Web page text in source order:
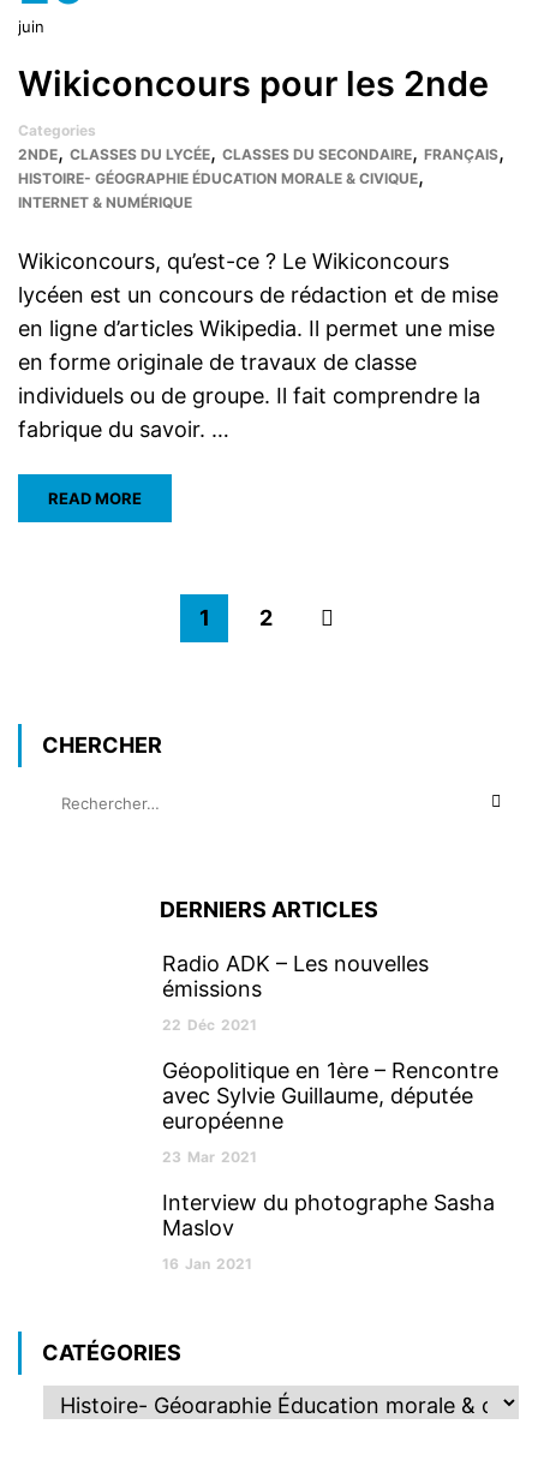
juin
Wikiconcours pour les 2nde
Categories
2NDE, CLASSES DU LYCÉE, CLASSES DU SECONDAIRE, FRANÇAIS,
HISTOIRE- GÉOGRAPHIE ÉDUCATION MORALE & CIVIQUE,
INTERNET & NUMÉRIQUE
Wikiconcours, qu’est-ce ? Le Wikiconcours
lycéen est un concours de rédaction et de mise
en ligne d’articles Wikipedia. Il permet une mise
en forme originale de travaux de classe
individuels ou de groupe. Il fait comprendre la
fabrique du savoir. …
READ MORE
1 2
CHERCHER
DERNIERS ARTICLES
Radio ADK – Les nouvelles
émissions
22 Déc 2021
Géopolitique en 1ère – Rencontre
avec Sylvie Guillaume, députée
européenne
23 Mar 2021
Interview du photographe Sasha
Maslov
16 Jan 2021
CATÉGORIES